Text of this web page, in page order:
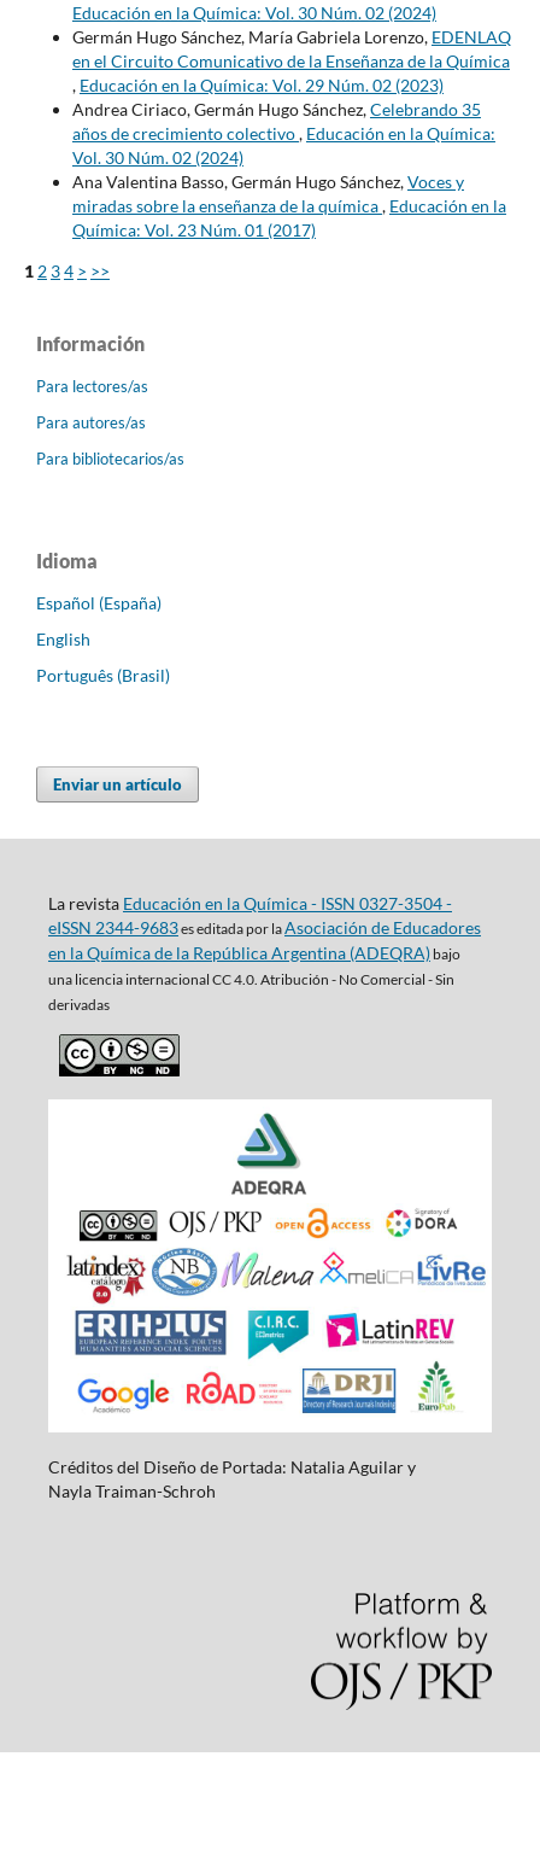
Educación en la Química: Vol. 30 Núm. 02 (2024)
Germán Hugo Sánchez, María Gabriela Lorenzo, EDENLAQ
en el Circuito Comunicativo de la Enseñanza de la Química
, Educación en la Química: Vol. 29 Núm. 02 (2023)
Andrea Ciriaco, Germán Hugo Sánchez,Celebrando 35
años de crecimiento colectivo, Educación en la Química:
Vol. 30 Núm. 02 (2024)
Ana Valentina Basso, Germán Hugo Sánchez,Voces y
miradas sobre la enseñanza de la química, Educación en la
Química: Vol. 23 Núm. 01 (2017)
1 2 34 > >>
Información
Para lectores/as
Para autores/as
Para bibliotecarios/as
Idioma
Español (España)
English
Português (Brasil)
Enviar un artículo
La revista Educación en la Química - ISSN 0327-3504 -
eISSN 2344-9683es editada por laAsociación de Educadores
en la Química de la República Argentina (ADEQRA)bajo
una licencia internacional CC 4.0. Atribución - No Comercial - Sin
derivadas
Créditos del Diseño de Portada: Natalia Aguilar y
NaylaTraiman-Schroh